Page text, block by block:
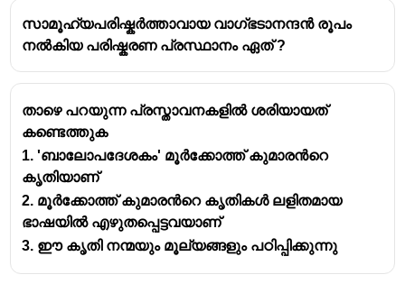
സാമൂഹ്യപരിഷ്കർത്താവായ വാഗ്ഭടാനന്ദൻ രൂപം
നൽകിയ പരിഷ്കരണ പ്രസ്ഥാനം ഏത് ?
താഴെ പറയുന്ന പ്രസ്താവനകളിൽ ശരിയായത്
കണ്ടെത്തുക
1. 'ബാലോപദേശകം' മൂർക്കോത്ത് കുമാരൻറെ
കൃതിയാണ്
2. മൂർക്കോത്ത് കുമാരൻറെ കൃതികൾ ലളിതമായ
ഭാഷയിൽ എഴുതപ്പെട്ടവയാണ്
3. ഈ കൃതി നന്മയും മൂല്യങ്ങളും പഠിപ്പിക്കുന്നു